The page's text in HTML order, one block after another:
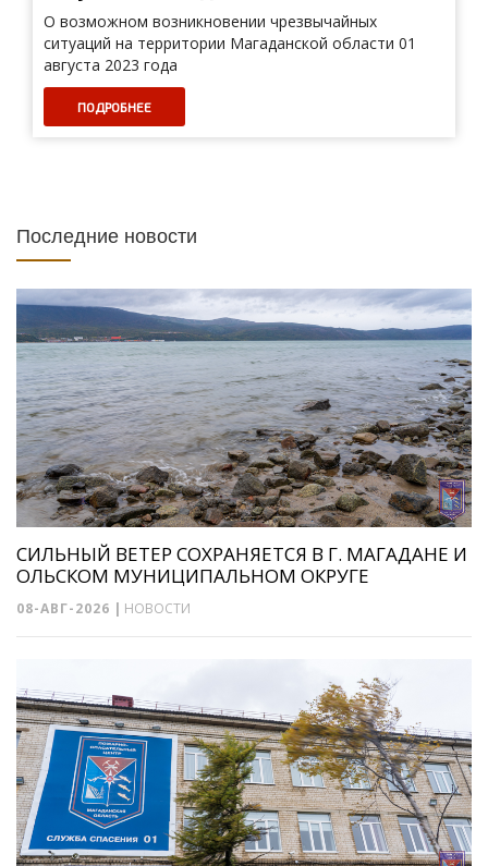
О возможном возникновении чрезвычайных
ситуаций на территории Магаданской области 01
августа 2023 года
ПОДРОБНЕЕ
Последние новости
СИЛЬНЫЙ ВЕТЕР СОХРАНЯЕТСЯ В Г. МАГАДАНЕ И
ОЛЬСКОМ МУНИЦИПАЛЬНОМ ОКРУГЕ
08-АВГ-2026 | НОВОСТИ